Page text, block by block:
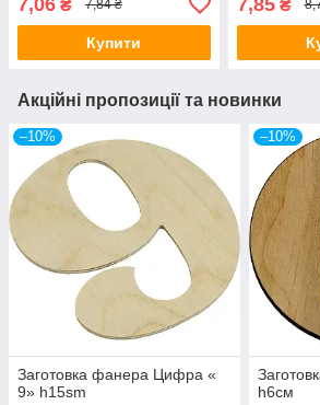
₴ 7,84 ₴
Купити
₴
Акційні пропозиції та новинки
–10%
Заготовка фанера Цифра «
9» h15sm
–10%
h6cм